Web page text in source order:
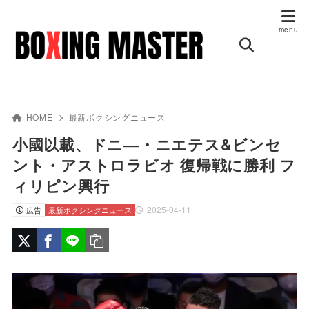
HOME 最新ボクシングニュース
小國以載、ドニ―・ニエテス&ビンセ
ント・アストロラビオ 復帰戦に勝利 フ
ィリピン興行
広告 2025-04-11
最新ボクシングニュース